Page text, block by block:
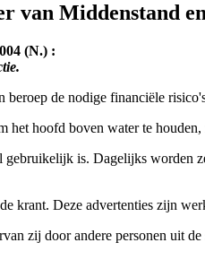
van Middenstand
(N.) :
de nodige financiële
hoofd boven water te
is. Dagelijks worden
krant. Deze advertenties zijn
zij door andere personen uit